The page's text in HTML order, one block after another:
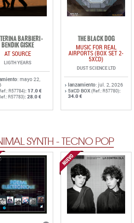
BENDIK GISKE
AT SOURCE
: mayo 22,
R57784):17.0 €
R57783):28.0 €
MUSIC FOR REAL
AIRPORTS (BOX SET 2-
5XCD)
lanzamiento: jul. 2, 2026
5xCD BOX(Ref.: R57780)
34.0 €
SYNTH - TECNO POP
ELECTRONIQUE
ECHOES FADE
ANNA LOGUE
VARIOS ARTISTAS
LA CONTRA OLA
(REEDICIÓN)